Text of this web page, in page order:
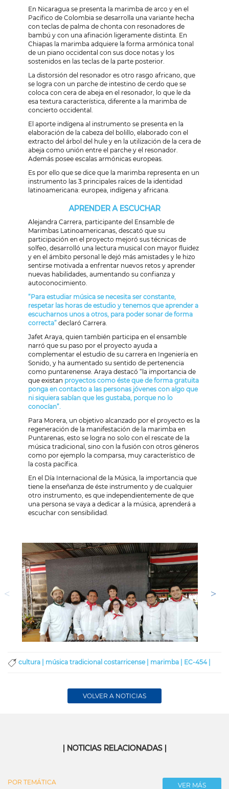
En Nicaragua se presenta la marimba de arco y en el
Pacífico de Colombia se desarrolla una variante hecha
con teclas de palma de chonta con resonadores de
bambú y con una afinación ligeramente distinta. En
Chiapas la marimba adquiere la forma armónica tonal
de un piano occidental con sus doce notas y los
sostenidos en las teclas de la parte posterior.
La distorsión del resonador es otro rasgo africano, que
se logra con un parche de intestino de cerdo que se
coloca con cera de abeja en el resonador, lo que le da
esa textura característica, diferente a la marimba de
concierto occidental.
El aporte indígena al instrumento se presenta en la
elaboración de la cabeza del bolillo, elaborado con el
extracto del árbol del hule y en la utilización de la cera de
abeja como unión entre el parche y el resonador.
Además posee escalas armónicas europeas.
Es por ello que se dice que la marimba representa en un
instrumento las 3 principales raíces de la identidad
latinoamericana: europea, indígena y africana.
APRENDER A ESCUCHAR
Alejandra Carrera, participante del Ensamble de
Marimbas Latinoamericanas, descató que su
participación en el proyecto mejoró sus técnicas de
solfeo, desarrolló una lectura musical con mayor fluidez
y en el ámbito personal le dejó más amistades y le hizo
sentirse motivada a enfrentar nuevos retos y aprender
nuevas habilidades, aumentando su confianza y
autoconocimiento.
“Para estudiar música se necesita ser constante,
respetar las horas de estudio y tenemos que aprender a
escucharnos unos a otros, para poder sonar de forma
correcta” declaró Carrera.
Jafet Araya, quien también participa en el ensamble
narró que su paso por el proyecto ayuda a
complementar el estudio de su carrera en Ingeniería en
Sonido, y ha aumentado su sentido de pertenencia
como puntarenense. Araya destacó “la importancia de
que existan proyectos como éste que de forma gratuita
ponga en contacto a las personas jóvenes con algo que
ni siquiera sabían que les gustaba, porque no lo
conocían”.
Para Morera, un objetivo alcanzado por el proyecto es la
regeneración de la manifestación de la marimba en
Puntarenas, esto se logra no solo con el rescate de la
música tradicional, sino con la fusión con otros géneros
como por ejemplo la comparsa, muy característico de
la costa pacífica.
En el Día Internacional de la Música, la importancia que
tiene la enseñanza de éste instrumento y de cualquier
otro instrumento, es que independientemente de que
una persona se vaya a dedicar a la música, aprenderá a
escuchar con sensibilidad.
cultura | música tradicional costarricense | marimba | EC-454 |
VOLVER A NOTICIAS
| NOTICIAS RELACIONADAS |
POR TEMÁTICA VER MÁS